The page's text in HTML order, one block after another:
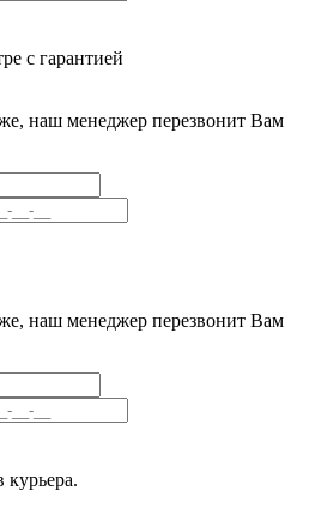
с гарантией
наш менеджер перезвонит Вам
наш менеджер перезвонит Вам
курьера.